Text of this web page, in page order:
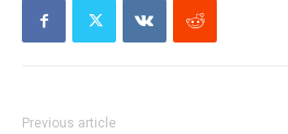
Previous article